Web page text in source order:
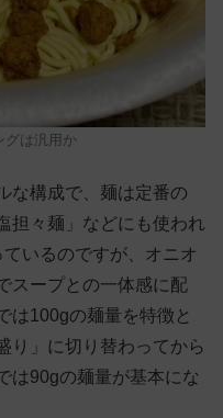
グは汎用か
な構成で、麺は定番の
担々麺」などにも使われ
いるのですが、オニオ
スープとの一体感に配
は100gの麺量を特徴と
り」に切り替わってから
は90gの麺量が基本にな